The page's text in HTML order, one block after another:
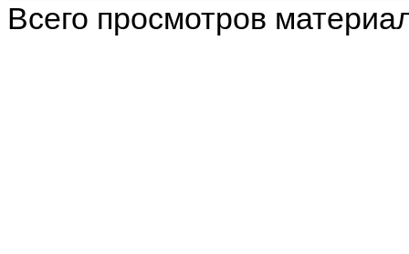
Всего просмотров